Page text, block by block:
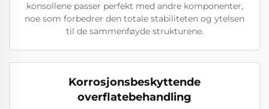
konsollene passer perfekt med andre komponenter,
noe som forbedrer den totale stabiliteten og ytelsen
til de sammenføyde strukturene.
Korrosjonsbeskyttende
overflatebehandling